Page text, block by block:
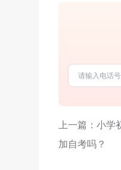
上一篇：小
加自考吗？